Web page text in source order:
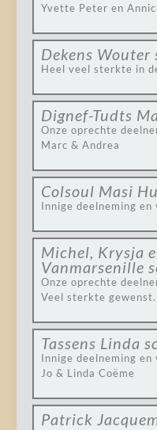
Yvette Peter en
Dekens Wouter
Heel veel sterkte in
Dignef-Tudts
Onze oprechte
Marc & Andrea
Colsoul Masi
Innige deelneming
Michel, Krysja
Vanmarsenille
Onze oprechte
Veel sterkte gewenst.
Tassens Linda
Innige deelneming
Jo & Linda Coëme
Patrick